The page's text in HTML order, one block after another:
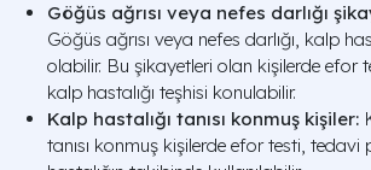
Göğüs ağrısı veya nefes darlığı
Göğüs ağrısı veya nefes darlığı, kalp
olabilir. Bu şikayetleri olan kişilerde efor
kalp hastalığı teşhisi konulabilir.
Kalp hastalığı tanısı konmuş kişiler:
tanısı konmuş kişilerde efor testi, tedavi